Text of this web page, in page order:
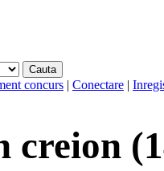
concurs | Conectare |
creion